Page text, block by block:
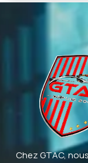
Chez GTAC,